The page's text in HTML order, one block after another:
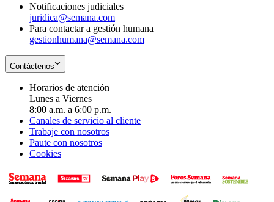
Notificaciones judiciales
juridica@semana.com
Para contactar a gestión humana
gestionhumana@semana.com
Contáctenos
Horarios de atención
Lunes a Viernes
8:00 a.m. a 6:00 p.m.
Canales de servicio al cliente
Trabaje con nosotros
Paute con nosotros
Cookies